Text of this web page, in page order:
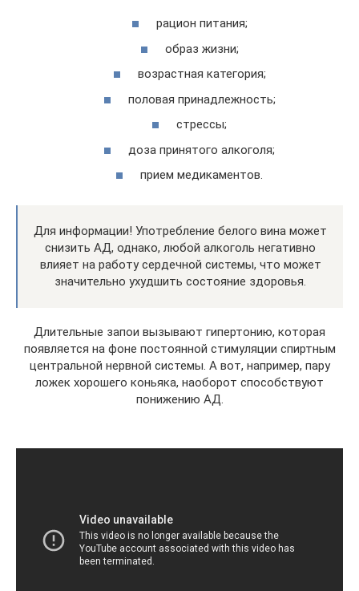
рацион питания;
образ жизни;
возрастная категория;
половая принадлежность;
стрессы;
доза принятого алкоголя;
прием медикаментов.
Для информации! Употребление белого вина может
снизить АД, однако, любой алкоголь негативно
влияет на работу сердечной системы, что может
значительно ухудшить состояние здоровья.
Длительные запои вызывают гипертонию, которая
появляется на фоне постоянной стимуляции спиртным
центральной нервной системы. А вот, например, пару
ложек хорошего коньяка, наоборот способствуют
понижению АД.